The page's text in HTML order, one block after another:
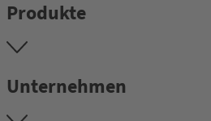
Produkte
Unternehmen